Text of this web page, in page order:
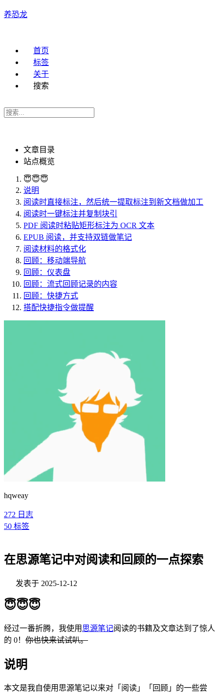
养恐龙
首页
标签
关于
搜索
文章目录
站点概览
😇😇😇
说明
阅读时直接标注，然后统一提取标注到新文档做加工
阅读时一键标注并复制块引
PDF 阅读时粘贴矩形标注为 OCR 文本
EPUB 阅读，并支持双链做笔记
阅读材料的格式化
回顾：移动端导航
回顾：仪表盘
回顾：流式回顾记录的内容
回顾：快捷方式
搭配快捷指令做提醒
hqweay
272 日志
50 标签
在思源笔记中对阅读和回顾的一点探索
发表于 2025-12-12
😇😇😇
经过一番折腾，我使用 思源笔记​阅读的书籍及文章达到了惊人
的 0！ 你也快来试试叭。
说明
本文是我自使用思源笔记以来对「阅读」「回顾」的一些尝